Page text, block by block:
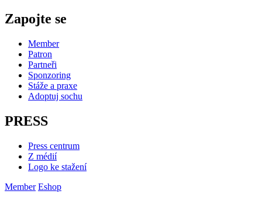
Zapojte se
Member
Patron
Partneři
Sponzoring
Stáže a praxe
Adoptuj sochu
PRESS
Press centrum
Z médií
Logo ke stažení
Member Eshop